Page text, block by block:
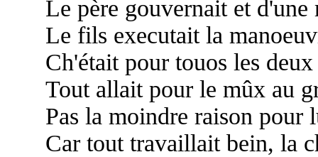
Le père gouvernait et
Le fils executait la
Ch'était pour touos les
Tout allait pour le mûx au
Pas la moindre raison pour
Car tout travaillait bein, la